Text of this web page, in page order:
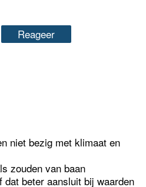
Reageer
niet bezig met klimaat en
zouden van baan
dat beter aansluit bij waarden